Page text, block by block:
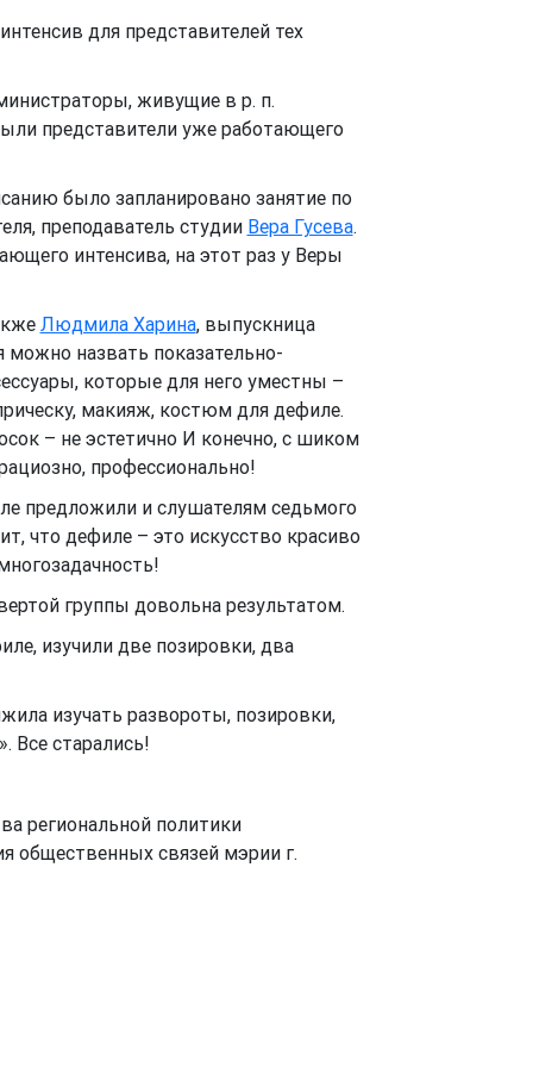
для представителей тех
живущие в р. п.
представители уже работающего
было запланировано занятие по
преподаватель студии Вера Гусева.
интенсива, на этот раз у Веры
Людмила Харина, выпускница
назвать показательно-
которые для него уместны –
макияж, костюм для дефиле.
– не эстетично И конечно, с шиком
профессионально!
предложили и слушателям седьмого
что дефиле – это искусство красиво
группы довольна результатом.
изучили две позировки, два
изучать развороты, позировки,
Все старались!
региональной политики
общественных связей мэрии г.